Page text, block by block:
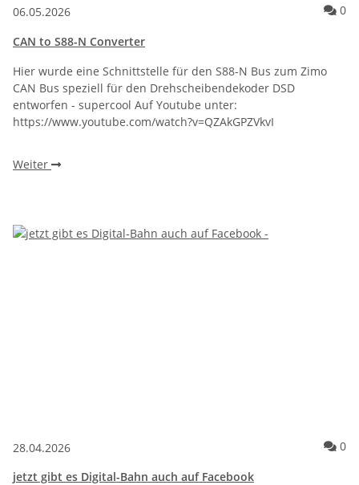
06.05.2026 0
CAN to S88-N Converter
Hier wurde eine Schnittstelle für den S88-N Bus zum Zimo
CAN Bus speziell für den Drehscheibendekoder DSD
entworfen - supercool Auf Youtube unter:
https://www.youtube.com/watch?v=QZAkGPZVkvI
Weiter
28.04.2026 0
jetzt gibt es Digital-Bahn auch auf Facebook